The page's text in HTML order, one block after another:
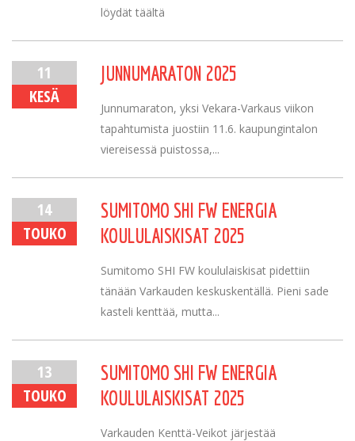
löydät täältä
11
KESÄ
JUNNUMARATON 2025
Junnumaraton, yksi Vekara-Varkaus viikon
tapahtumista juostiin 11.6. kaupungintalon
viereisessä puistossa,...
14
TOUKO
SUMITOMO SHI FW ENERGIA
KOULULAISKISAT 2025
Sumitomo SHI FW koululaiskisat pidettiin
tänään Varkauden keskuskentällä. Pieni sade
kasteli kenttää, mutta...
13
TOUKO
SUMITOMO SHI FW ENERGIA
KOULULAISKISAT 2025
Varkauden Kenttä-Veikot järjestää